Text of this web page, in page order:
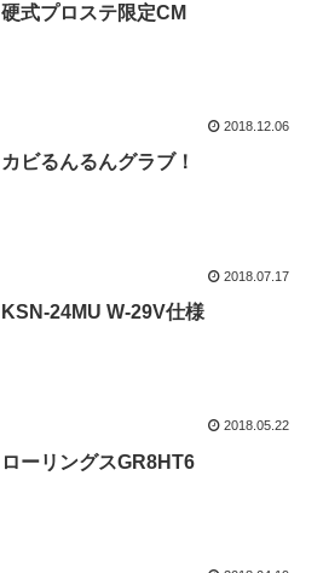
硬式プロステ限定CM
2018.12.06
カビるんるんグラブ！
2018.07.17
KSN-24MU W-29V仕様
2018.05.22
ローリングスGR8HT6